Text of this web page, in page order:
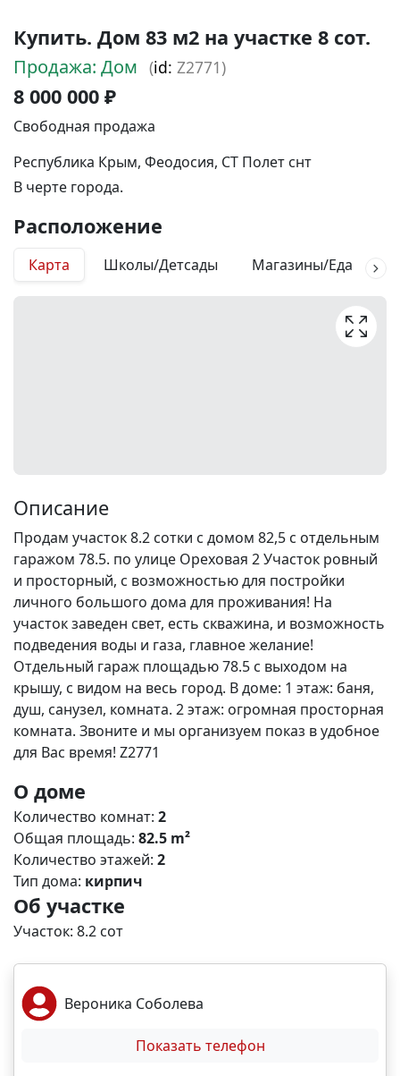
Купить. Дом 83 м2 на участке 8 сот.
Продажа: Дом (id: Z2771)
8 000 000 ₽
Свободная продажа
Республика Крым, Феодосия, СТ Полет снт
В черте города.
Расположение
Карта Школы/Детсады Магазины/Еда
Описание
Продам участок 8.2 сотки с домом 82,5 с отдельным
гаражом 78.5. по улице Ореховая 2 Участок ровный
и просторный, с возможностью для постройки
личного большого дома для проживания! На
участок заведен свет, есть скважина, и возможность
подведения воды и газа, главное желание!
Отдельный гараж площадью 78.5 с выходом на
крышу, с видом на весь город. В доме: 1 этаж: баня,
душ, санузел, комната. 2 этаж: огромная просторная
комната. Звоните и мы организуем показ в удобное
для Вас время! Z2771
О доме
Количество комнат: 2
Общая площадь: 82.5 m²
Количество этажей: 2
Тип дома: кирпич
Об участке
Участок: 8.2 сот
Вероника Соболева
Показать телефон